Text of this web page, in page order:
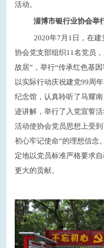
活动。
淄博市银行业协会举
2020年7月1日，在
协会党支部组织11名党员
故居”，举行“传承红色基
以实际行动庆祝建党99周
纪念馆，认真聆听了马耀
迹讲解，举行了入党宣誓
活动使协会党员思想上受
初心牢记使命”的理想信念
定地以党员标准严格要求
更大的贡献。